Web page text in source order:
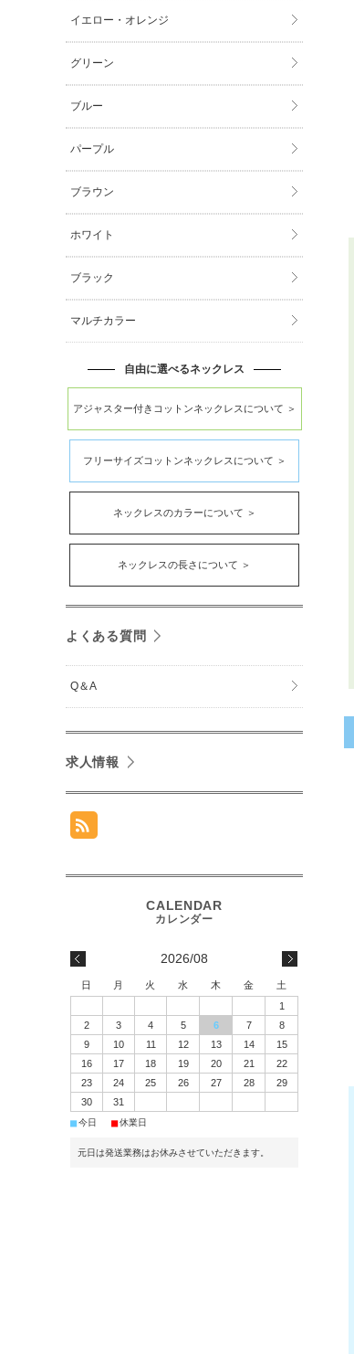
イエロー・オレンジ
グリーン
ブルー
パープル
ブラウン
ホワイト
ブラック
マルチカラー
自由に選べるネックレス
アジャスター付きコットンネックレスについて ＞
フリーサイズコットンネックレスについて ＞
ネックレスのカラーについて ＞
ネックレスの長さについて ＞
よくある質問
Q＆A
求人情報
2026/08
日 月 火 水 木 金
土
1
2
3 4 5 6 7
8
9
10 11 12 13 14
15
16
17 18 19 20 21
22
23
24 25 26 27 28
29
30
31
■今日 ■休業日
元日は発送業務はお休みさせていただきます。